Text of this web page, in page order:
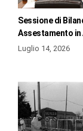
Sessione di
Assestamento in
Luglio 14, 2026